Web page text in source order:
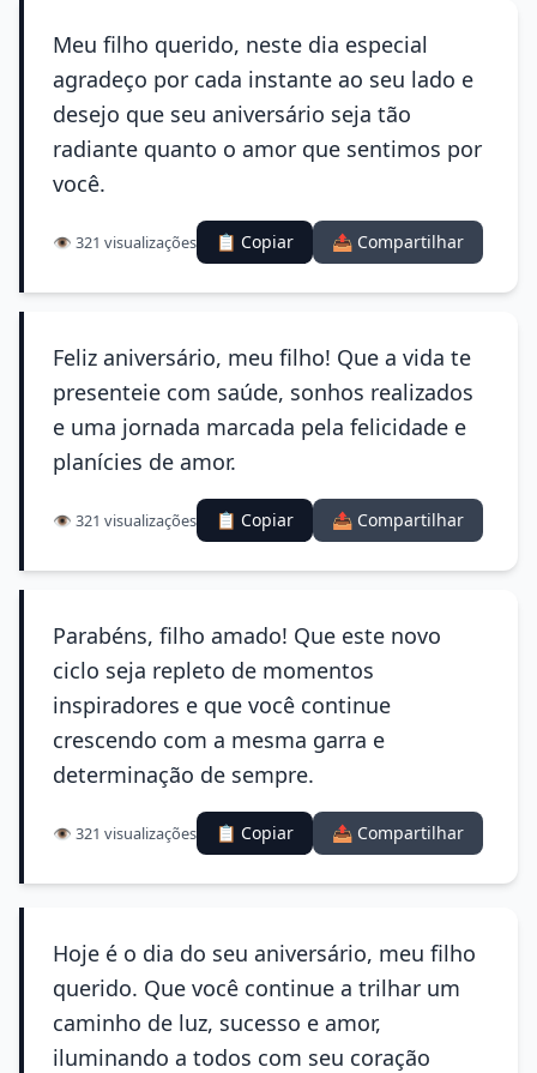
Meu filho querido, neste dia especial
agradeço por cada instante ao seu lado e
desejo que seu aniversário seja tão
radiante quanto o amor que sentimos por
você.
👁️ 321 visualizações 📋 Copiar 📤 Compartilhar
Feliz aniversário, meu filho! Que a vida te
presenteie com saúde, sonhos realizados
e uma jornada marcada pela felicidade e
planícies de amor.
👁️ 321 visualizações 📋 Copiar 📤 Compartilhar
Parabéns, filho amado! Que este novo
ciclo seja repleto de momentos
inspiradores e que você continue
crescendo com a mesma garra e
determinação de sempre.
👁️ 321 visualizações 📋 Copiar 📤 Compartilhar
Hoje é o dia do seu aniversário, meu filho
querido. Que você continue a trilhar um
caminho de luz, sucesso e amor,
iluminando a todos com seu coração